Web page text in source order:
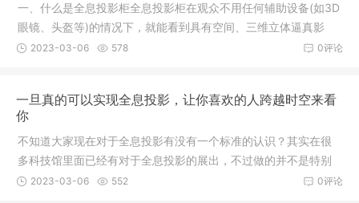
一、什么是全息投影柜全息投影柜在观众不用任何辅助设备(如3D
眼镜、头盔等)的情况下，就能看到具有空间、三维立体逼真影
像。影像中事物即可以凸出于画面之外，也可以深藏于画面之
展示模块，并在成像方向
0评论
2023-03-06 578
一旦真的可以实现全息投影，让你喜欢的人跨越时空来看
你
不知道大家现在对于全息投影有没有一个标准的认识？其实在很
多科技馆里面已经有对于全息投影的展出，不过做的并不是特别
完美，只能够模仿出来一些建筑，并不能够模仿出人形。有一个
0评论
2023-03-06 552